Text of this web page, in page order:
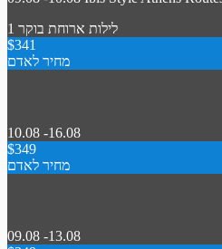
1 לילות ארוחת בוקר
$341
מחיר לאדם
10.08 -16.08
$349
מחיר לאדם
09.08 -13.08